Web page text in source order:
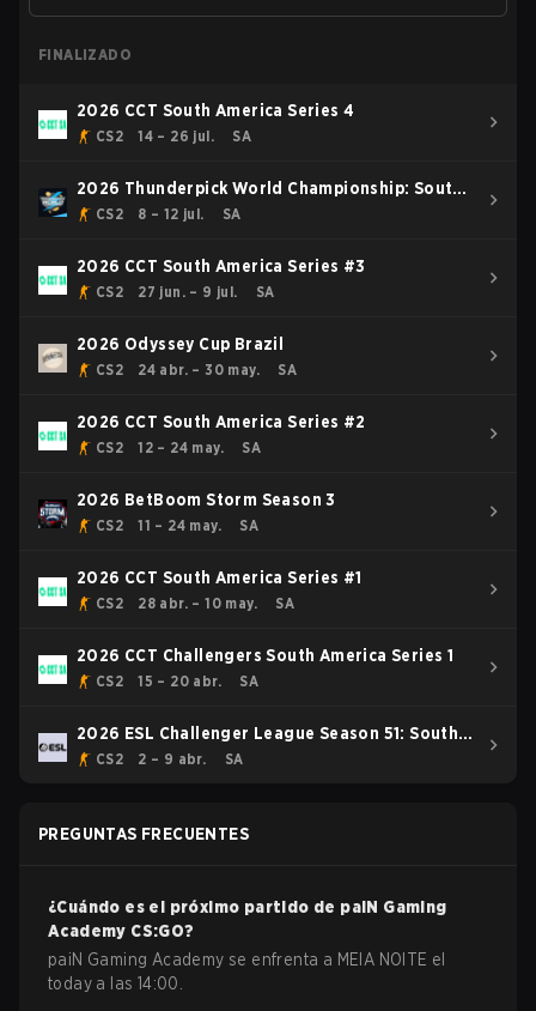
FINALIZADO
2026 CCT South America Series 4
CS2 14 – 26 jul. SA
2026 Thunderpick World Championship: South
American Series #2
CS2 8 – 12 jul. SA
2026 CCT South America Series #3
CS2 27 jun. – 9 jul. SA
2026 Odyssey Cup Brazil
CS2 24 abr. – 30 may. SA
2026 CCT South America Series #2
CS2 12 – 24 may. SA
2026 BetBoom Storm Season 3
CS2 11 – 24 may. SA
2026 CCT South America Series #1
CS2 28 abr. – 10 may. SA
2026 CCT Challengers South America Series 1
CS2 15 – 20 abr. SA
2026 ESL Challenger League Season 51: South
America - Cup #3
CS2 2 – 9 abr. SA
PREGUNTAS FRECUENTES
¿Cuándo es el próximo partido de paiN Gaming
Academy CS:GO?
paiN Gaming Academy se enfrenta a MEIA NOITE el
today a las 14:00.